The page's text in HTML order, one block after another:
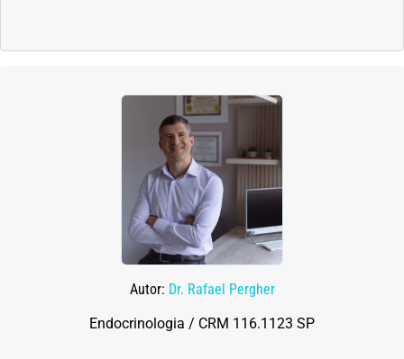
Autor: Dr. Rafael Pergher
Endocrinologia / CRM 116.1123 SP